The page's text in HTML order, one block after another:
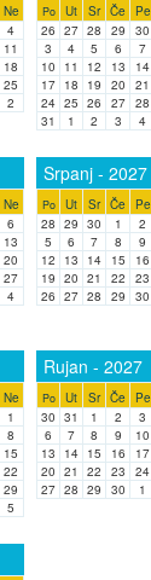
Ne
4
11
18
25
2
Po Ut Sr Če Pe
26 27 28 29 30
3
4 5 6 7
10
11 12 13 14
17 18 19 20 21
24 25 26 27 28
31
1 2 3 4
Ne
6
13
20
27
4
Srpanj - 2027
Po Ut Sr Če Pe
28 29 30 1 2
5
6 7 8 9
12
13 14 15 16
19 20 21 22 23
26 27 28 29 30
Ne
1
8
15
22
29
5
Rujan - 2027
Po Ut Sr Če Pe
30 31 1 2 3
6
7 8 9 10
13
14 15 16 17
20 21 22 23 24
27 28 29 30 1